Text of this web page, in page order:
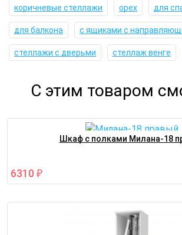
коричневые стеллажи орех для
для балкона с ящиками с
стеллажи с дверьми стеллаж венге
С этим товаром
Шкаф с полками Милана-18
6310 ₽